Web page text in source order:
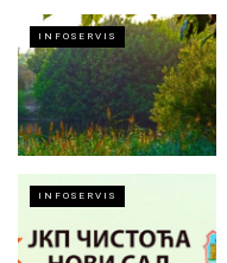
INFOSERVIS
INFOSERVIS